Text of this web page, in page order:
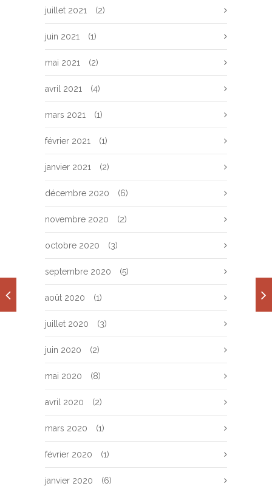
juillet 2021 (2)
juin 2021 (1)
mai 2021 (2)
avril 2021 (4)
mars 2021 (1)
février 2021 (1)
janvier 2021 (2)
décembre 2020 (6)
novembre 2020 (2)
octobre 2020 (3)
septembre 2020 (5)
août 2020 (1)
juillet 2020 (3)
juin 2020 (2)
mai 2020 (8)
avril 2020 (2)
mars 2020 (1)
février 2020 (1)
janvier 2020 (6)